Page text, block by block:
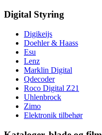
Digital Styring
Digikeijs
Doehler & Haass
Esu
Lenz
Marklin Digital
Qdecoder
Roco Digital Z21
Uhlenbrock
Zimo
Elektronik tilbehør